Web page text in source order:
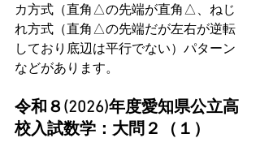
カ方式（直角△の先端が直角△、ねじ
れ方式（直角△の先端だが左右が逆転
しており底辺は平行でない）パターン
などがあります。
令和８(2026)年度愛知県公立高
校入試数学：大問２（１）